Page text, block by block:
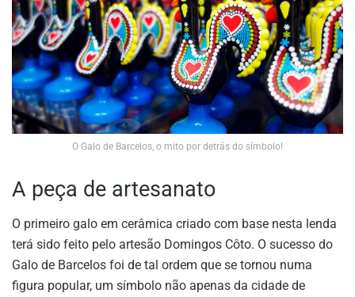
O Galo de Barcelos, o mito por detrás do símbolo!
A peça de artesanato
O primeiro galo em cerâmica criado com base nesta lenda
terá sido feito pelo artesão Domingos Côto. O sucesso do
Galo de Barcelos foi de tal ordem que se tornou numa
figura popular, um símbolo não apenas da cidade de